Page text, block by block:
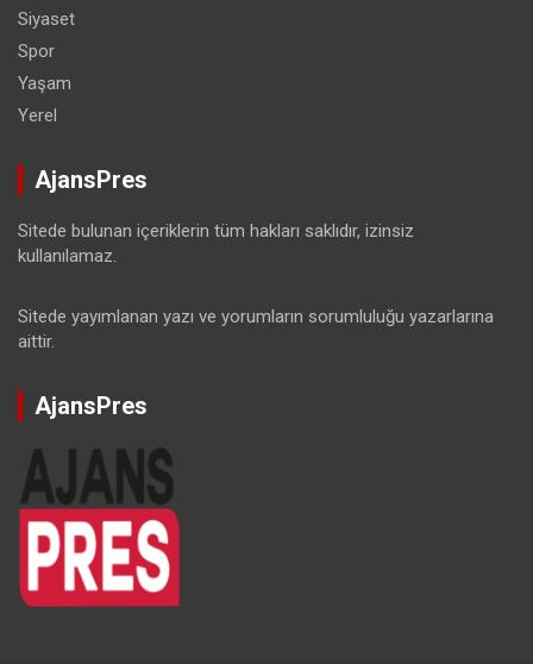
Siyaset
Spor
Yaşam
Yerel
AjansPres
Sitede bulunan içeriklerin tüm hakları saklıdır, izinsiz
kullanılamaz.
Sitede yayımlanan yazı ve yorumların sorumluluğu yazarlarına
aittir.
AjansPres